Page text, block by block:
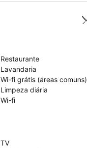
Restaurante
Lavandaria
Wi-fi grátis (áreas comuns)
Limpeza diária
Wi-fi
TV